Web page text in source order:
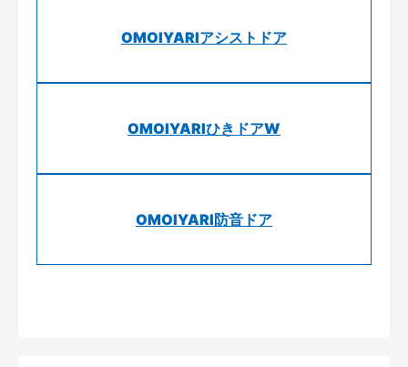
OMOIYARIアシストドア
OMOIYARIひきドアW
OMOIYARI防音ドア